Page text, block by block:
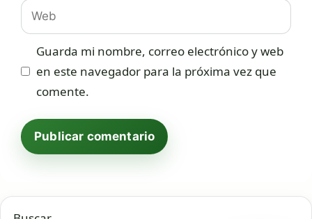
Web
Guarda mi nombre, correo electrónico y web
en este navegador para la próxima vez que
comente.